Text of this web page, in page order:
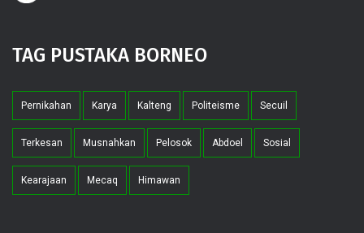
TAG PUSTAKA BORNEO
Pernikahan Karya Kalteng Politeisme Secuil
Terkesan Musnahkan Pelosok Abdoel Sosial
Kearajaan Mecaq Himawan